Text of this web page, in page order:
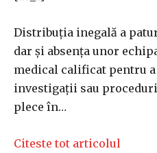
Distribuţia inegală a
dar şi absenţa unor
medical calificat pentru
investigaţii sau
plece în…
Citeste tot articolul